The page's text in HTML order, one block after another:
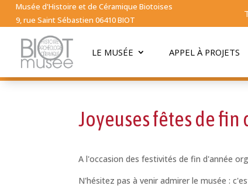
Musée d'Histoire et de Céramique Biotoises
9, rue Saint Sébastien 06410 BIOT
LE MUSÉE APPEL À PROJETS
Joyeuses fêtes de fin
A l'occasion des festivités de fin d'année
N'hésitez pas à venir admirer le musée :